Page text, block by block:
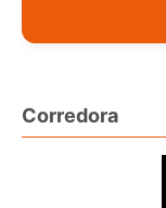
Corredora